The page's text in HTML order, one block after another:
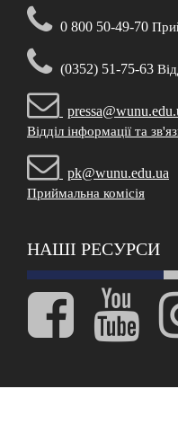
0 800 50-49-70
(0352) 51-75-63
Відділ інформації та
pk@wunu.edu.ua
Приймальна комісія
НАШІ РЕСУРСИ